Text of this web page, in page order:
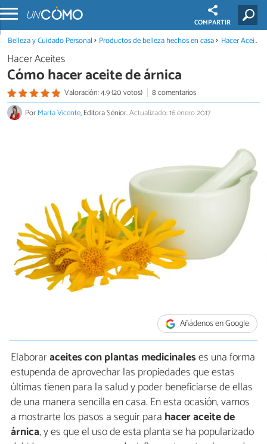
COMPARTIR
Belleza y Cuidado Personal Productos de belleza hechos en casa Hacer Aceites
Hacer Aceites
Cómo hacer aceite de árnica
Valoración: 4.9 (20 votos)
8 comentarios
PorMarta Vicente, Editora Sénior.Actualizado: 16 enero 2017
Añádenos en Google
Elaboraraceites con plantas medicinaleses una forma
estupenda de aprovechar las propiedades que estas
últimas tienen para la salud y poder beneficiarse de ellas
de una manera sencilla en casa. En esta ocasión, vamos
a mostrarte los pasos a seguir para hacer aceite de
árnica, y es que el uso de esta planta se ha popularizado